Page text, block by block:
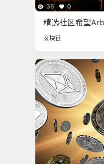
36 0
精选社区希望
ARB返还给DAO
区块链